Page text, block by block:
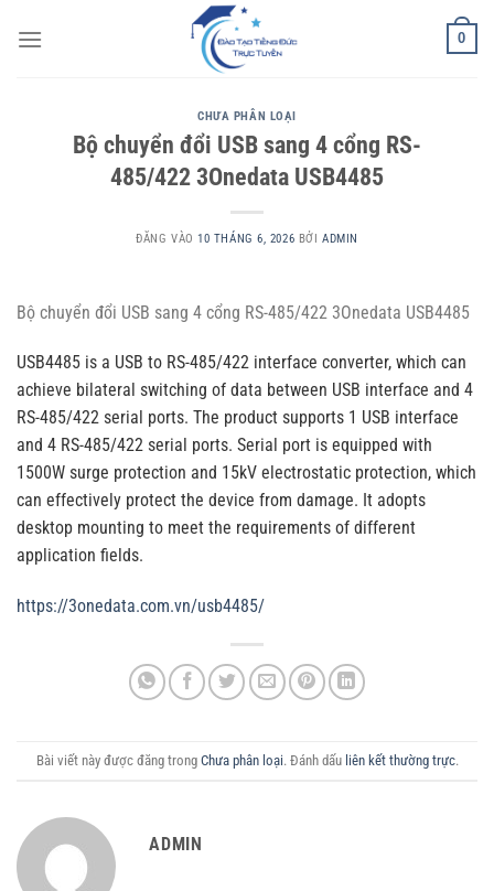
qua
0
CHƯA PHÂN LOẠI
Bộ chuyển đổi USB sang 4 cổng RS-
485/422 3Onedata USB4485
ĐĂNG VÀO10 THÁNG 6, 2026 BỞI ADMIN
Bộ chuyển đổi USB sang 4 cổng RS-485/422 3Onedata USB4485
USB4485 is a USB to RS-485/422 interface converter, which can
achieve bilateral switching of data between USB interface and 4
RS-485/422 serial ports. The product supports 1 USB interface
and 4 RS-485/422 serial ports. Serial port is equipped with
1500W surge protection and 15kV electrostatic protection, which
can effectively protect the device from damage. It adopts
desktop mounting to meet the requirements of different
application fields.
https://3onedata.com.vn/usb4485/
Bài viết này được đăng trong Chưa phân loại. Đánh dấu liên kết thường trực.
ADMIN